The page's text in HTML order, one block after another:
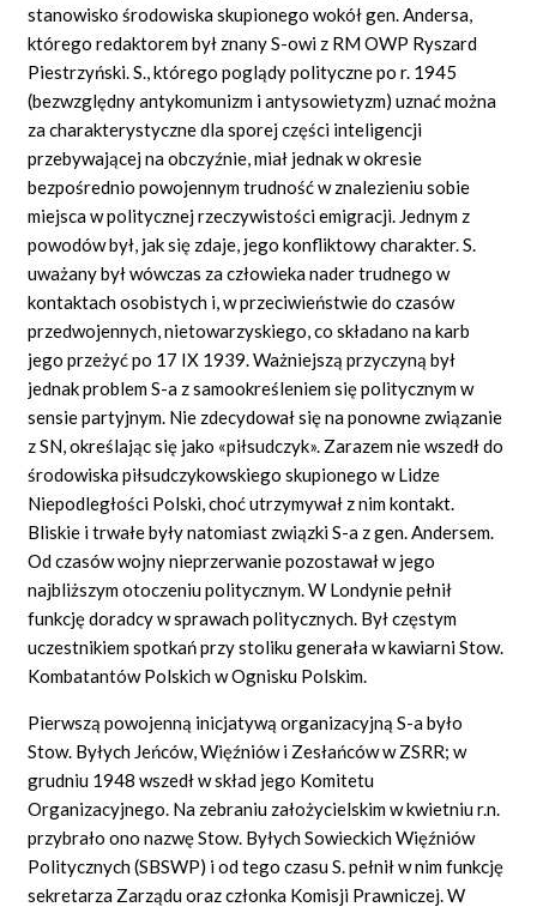
stanowisko środowiska skupionego wokół gen. Andersa,
którego redaktorem był znany S-owi z RM OWP Ryszard
Piestrzyński. S., którego poglądy polityczne po r. 1945
(bezwzględny antykomunizm i antysowietyzm) uznać można
za charakterystyczne dla sporej części inteligencji
przebywającej na obczyźnie, miał jednak w okresie
bezpośrednio powojennym trudność w znalezieniu sobie
miejsca w politycznej rzeczywistości emigracji. Jednym z
powodów był, jak się zdaje, jego konfliktowy charakter. S.
uważany był wówczas za człowieka nader trudnego w
kontaktach osobistych i, w przeciwieństwie do czasów
przedwojennych, nietowarzyskiego, co składano na karb
jego przeżyć po 17 IX 1939. Ważniejszą przyczyną był
jednak problem S-a z samookreśleniem się politycznym w
sensie partyjnym. Nie zdecydował się na ponowne związanie
z SN, określając się jako «piłsudczyk». Zarazem nie wszedł do
środowiska piłsudczykowskiego skupionego w Lidze
Niepodległości Polski, choć utrzymywał z nim kontakt.
Bliskie i trwałe były natomiast związki S-a z gen. Andersem.
Od czasów wojny nieprzerwanie pozostawał w jego
najbliższym otoczeniu politycznym. W Londynie pełnił
funkcję doradcy w sprawach politycznych. Był częstym
uczestnikiem spotkań przy stoliku generała w kawiarni Stow.
Kombatantów Polskich w Ognisku Polskim.
Pierwszą powojenną inicjatywą organizacyjną S-a było
Stow. Byłych Jeńców, Więźniów i Zesłańców w ZSRR; w
grudniu 1948 wszedł w skład jego Komitetu
Organizacyjnego. Na zebraniu założycielskim w kwietniu r.n.
przybrało ono nazwę Stow. Byłych Sowieckich Więźniów
Politycznych (SBSWP) i od tego czasu S. pełnił w nim funkcję
sekretarza Zarządu oraz członka Komisji Prawniczej. W